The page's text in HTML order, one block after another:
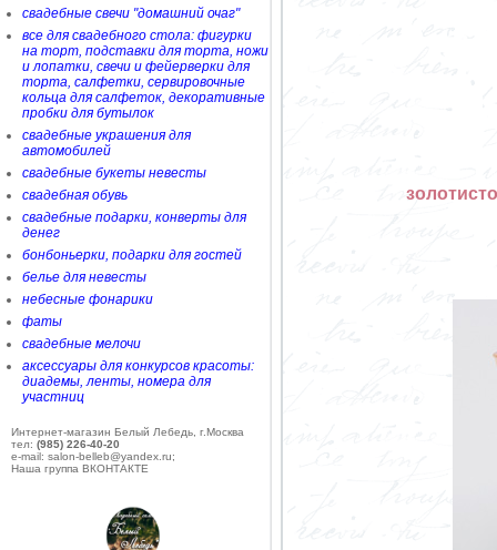
свадебные свечи "домашний очаг"
все для свадебного стола: фигурки
на торт, подставки для торта, ножи
и лопатки, свечи и фейерверки для
торта, салфетки, сервировочные
кольца для салфеток, декоративные
пробки для бутылок
свадебные украшения для
автомобилей
свадебные букеты невесты
свадебная обувь
свадебные подарки, конверты для
денег
бонбоньерки, подарки для гостей
белье для невесты
небесные фонарики
фаты
свадебные мелочи
аксессуары для конкурсов красоты:
диадемы, ленты, номера для
участниц
Интернет-магазин Белый Лебедь, г.Москва
тел: (985) 226-40-20
e-mail: salon-belleb@yandex.ru;
Наша группа ВКОНТАКТЕ